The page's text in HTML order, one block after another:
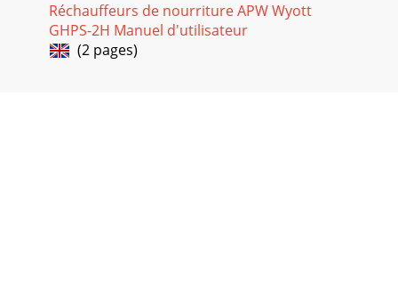
Réchauffeurs de nourriture APW Wyott
GHPS-2H Manuel d'utilisateur
(2 pages)